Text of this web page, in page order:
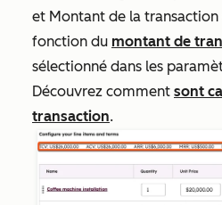
et Montant de la transaction
fonction du montant de
sélectionné dans les
Découvrez comment sont
transaction.